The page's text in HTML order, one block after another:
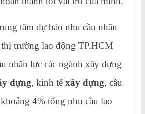
tâm dự báo nhu cầu nhân
trường lao động TP.HCM
nhân lực các ngành xây dựng
dựng, kinh tếxây dựng, cầu
4% tổng nhu cầu lao